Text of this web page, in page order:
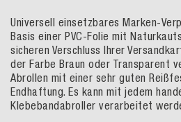
Universell einsetzbares Marken-
Basis einer PVC-Folie mit
sicheren Verschluss Ihrer
der Farbe Braun oder Transparent
Abrollen mit einer sehr guten
Endhaftung. Es kann mit jedem
Klebebandabroller verarbeitet